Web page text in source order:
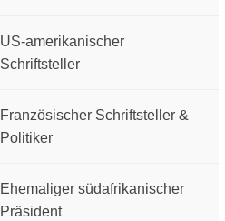
US-amerikanischer
Schriftsteller
Französischer Schriftsteller &
Politiker
Ehemaliger südafrikanischer
Präsident